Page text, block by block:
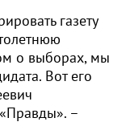
газету
о выборах, мы
Вот его
–